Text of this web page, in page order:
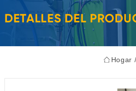
DETALLES DEL
Hogar /